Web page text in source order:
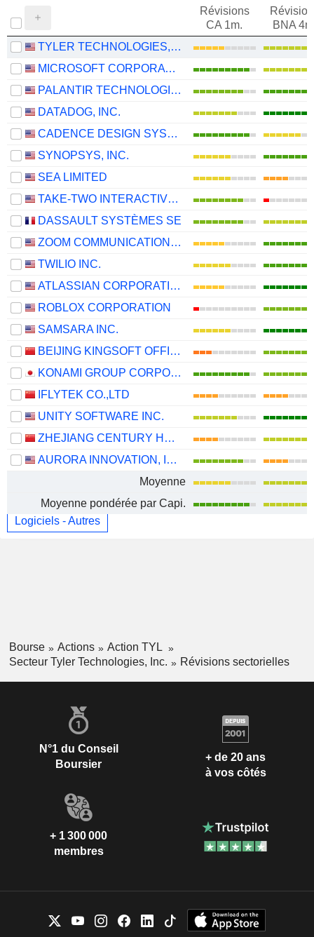
Révisions
CA 1m.
BNA
TYLER TECHNOLOGIES, INC.
MICROSOFT CORPORATION
PALANTIR TECHNOLOGIES INC.
DATADOG, INC.
CADENCE DESIGN SYSTEMS, INC.
SYNOPSYS, INC.
SEA LIMITED
TAKE-TWO INTERACTIVE SOFTWARE, INC.
DASSAULT SYSTÈMES SE
ZOOM COMMUNICATIONS, INC.
TWILIO INC.
ATLASSIAN CORPORATION
ROBLOX CORPORATION
SAMSARA INC.
BEIJING KINGSOFT OFFICE SOFTWARE, INC.
KONAMI GROUP CORPORATION
IFLYTEK CO.,LTD
UNITY SOFTWARE INC.
ZHEJIANG CENTURY HUATONG GROUP CO.,LTD
AURORA INNOVATION, INC.
Moyenne
Moyenne pondérée par Capi.
Logiciels - Autres
Bourse Actions
Action TYL
Secteur Tyler Technologies, Inc.
Révisions sectorielles
N°1 du Conseil
Boursier
+ de 20 ans
à vos côtés
+ 1 300 000
membres